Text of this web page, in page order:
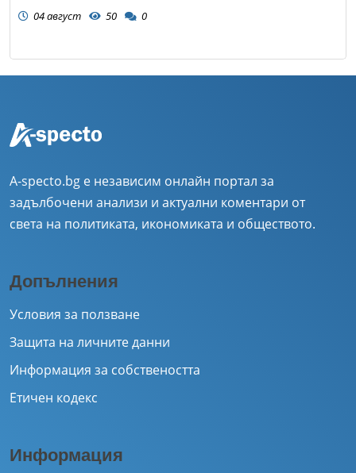
04 август 50 0
A-specto.bg е независим онлайн портал за
задълбочени анализи и актуални коментари от
света на политиката, икономиката и обществото.
Допълнения
Условия за ползване
Защита на личните данни
Информация за собствеността
Етичен кодекс
Информация